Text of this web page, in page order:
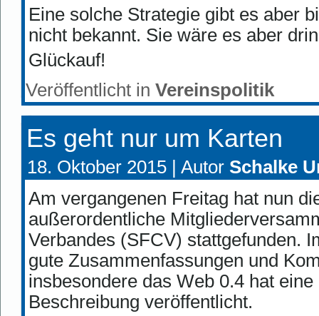
Eine solche Strategie gibt es aber
nicht bekannt. Sie wäre es aber
Glückauf!
Veröffentlicht in Vereinspolitik
Es geht nur um Karten
18. Oktober 2015 | Autor Schalke
Am vergangenen Freitag hat nun
außerordentliche
Verbandes (SFCV) stattgefunden.
gute Zusammenfassungen und
insbesondere das Web 0.4 hat
Beschreibung veröffentlicht.